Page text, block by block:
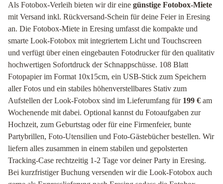
Als Fotobox-Verleih bieten wir dir eine günstige Fotobox-Miete
mit Versand inkl. Rückversand-Schein für deine Feier in Eresing
an. Die Fotobox-Miete in Eresing umfasst die kompakte und
smarte Look-Fotobox mit integriertem Licht und Touchscreen
und verfügt über einen eingebauten Fotodrucker für den qualitativ
hochwertigen Sofortdruck der Schnappschüsse. 108 Blatt
Fotopapier im Format 10x15cm, ein USB-Stick zum Speichern
aller Fotos und ein stabiles höhenverstellbares Stativ zum
Aufstellen der Look-Fotobox sind im Lieferumfang für 199 € am
Wochenende mit dabei. Optional kannst du Fotoaufgaben zur
Hochzeit, zum Geburtstag oder für eine Firmenfeier, bunte
Partybrillen, Foto-Utensilien und Foto-Gästebücher bestellen. Wir
liefern alles zusammen in einem stabilen und gepolsterten
Tracking-Case rechtzeitig 1-2 Tage vor deiner Party in Eresing.
Bei kurzfristiger Buchung versenden wir die Look-Fotobox auch